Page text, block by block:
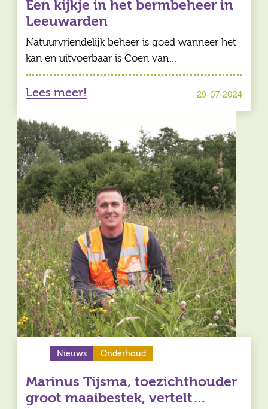
Een kijkje in het bermbeheer in
Leeuwarden
Natuurvriendelijk beheer is goed wanneer het
kan en uitvoerbaar is Coen van…
Lees meer! 29-07-2024
Nieuws Onderhoud
Marinus Tijsma, toezichthouder
groot maaibestek, vertelt…